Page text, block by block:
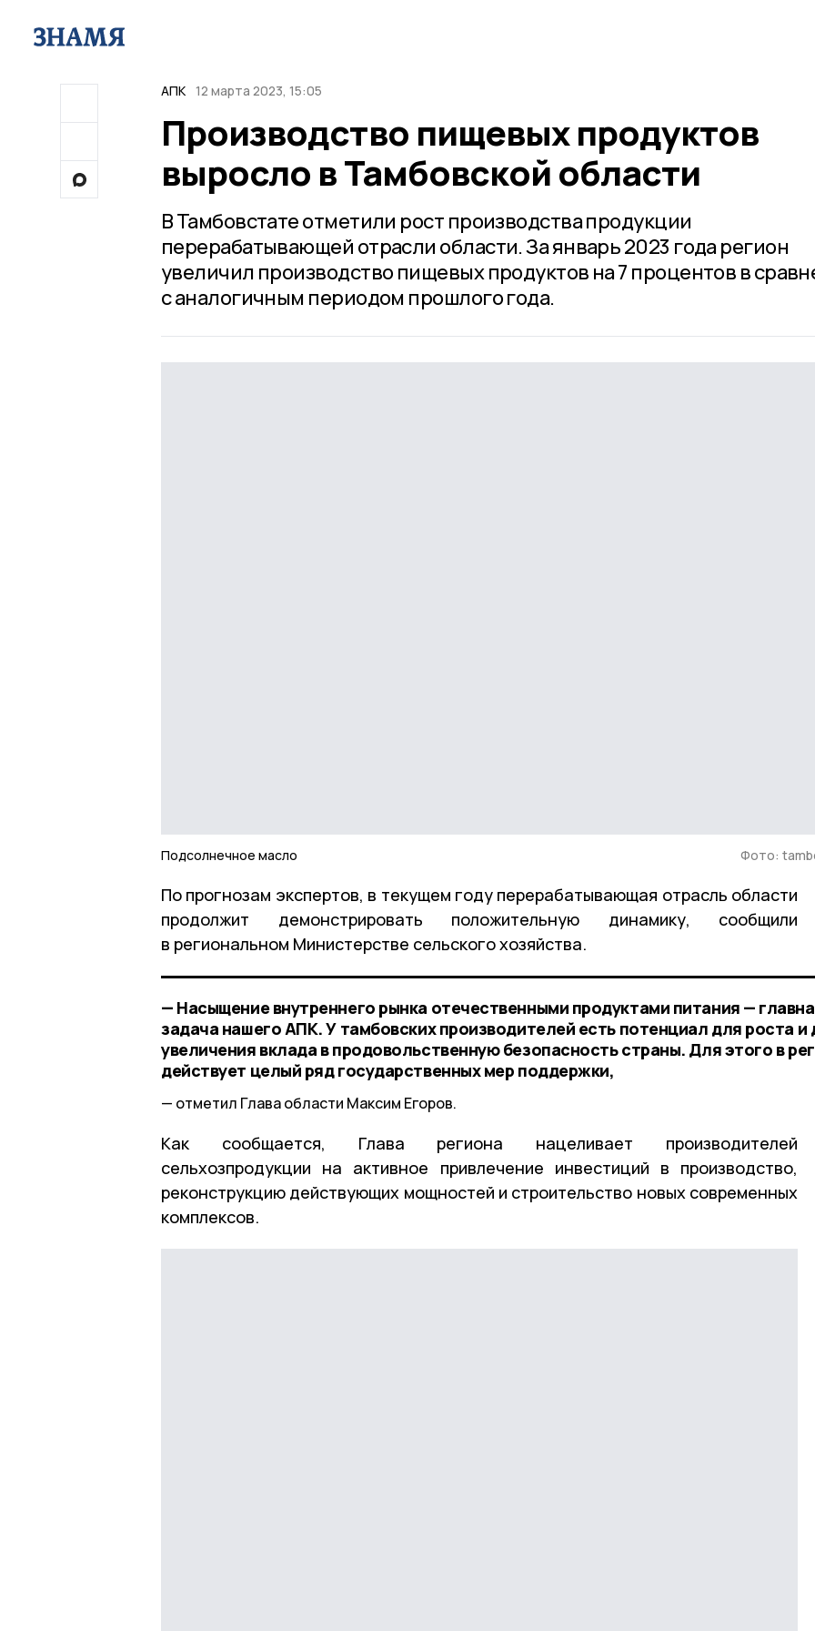
АПК 12 марта 2023, 15:05
Производство пищевых продуктов
выросло в Тамбовской области
В Тамбовстате отметили рост производства продукции
перерабатывающей отрасли области. За январь 2023 года регион
увеличил производство пищевых продуктов на 7 процентов в
с аналогичным периодом прошлого года.
Подсолнечное масло Фото:
По прогнозам экспертов, в текущем году перерабатывающая отрасль области
продолжит демонстрировать положительную динамику, сообщили
в региональном Министерстве сельского хозяйства.
— Насыщение внутреннего рынка отечественными продуктами питания —
задача нашего АПК. У тамбовских производителей есть потенциал для роста и
увеличения вклада в продовольственную безопасность страны. Для этого в
действует целый ряд государственных мер поддержки,
отметил Глава области Максим Егоров.
Как сообщается, Глава региона нацеливает производителей
сельхозпродукции на активное привлечение инвестиций в производство,
реконструкцию действующих мощностей и строительство новых современных
комплексов.